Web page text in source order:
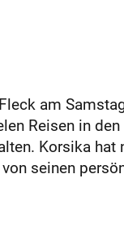
am
Reisen in den
Korsika hat
seinen